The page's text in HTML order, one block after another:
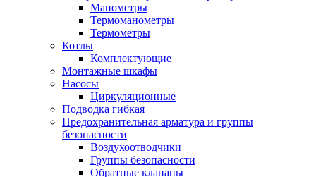
Манометры
Термоманометры
Термометры
Котлы
Комплектующие
Монтажные шкафы
Насосы
Циркуляционные
Подводка гибкая
Предохранительная арматура и группы
безопасности
Воздухоотводчики
Группы безопасности
Обратные клапаны